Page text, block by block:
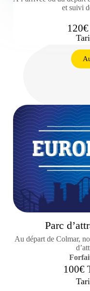
et suivi
Parc
Au départ de Colmar,
100€